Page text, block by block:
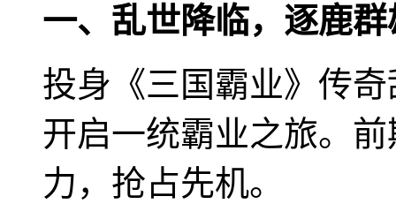
一、乱世降临，逐鹿群
投身《三国霸业》传
开启一统霸业之旅。
力，抢占先机。